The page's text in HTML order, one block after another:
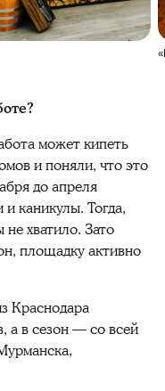
может кипеть
и поняли, что это
до апреля
каникулы. Тогда,
не хватило. Зато
площадку активно
Краснодара
а в сезон — со всей